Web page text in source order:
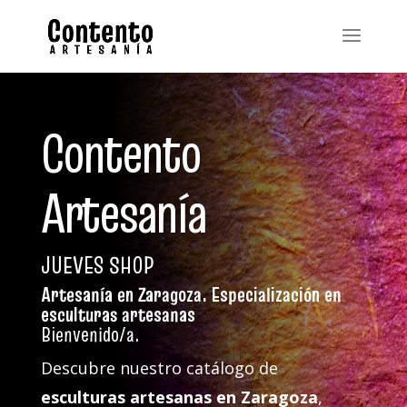
Contento
Artesanía
JUEVES SHOP
Artesanía en Zaragoza. Especialización en
esculturas artesanas
Bienvenido/a.
Descubre nuestro catálogo de
esculturas artesanas en Zaragoza,